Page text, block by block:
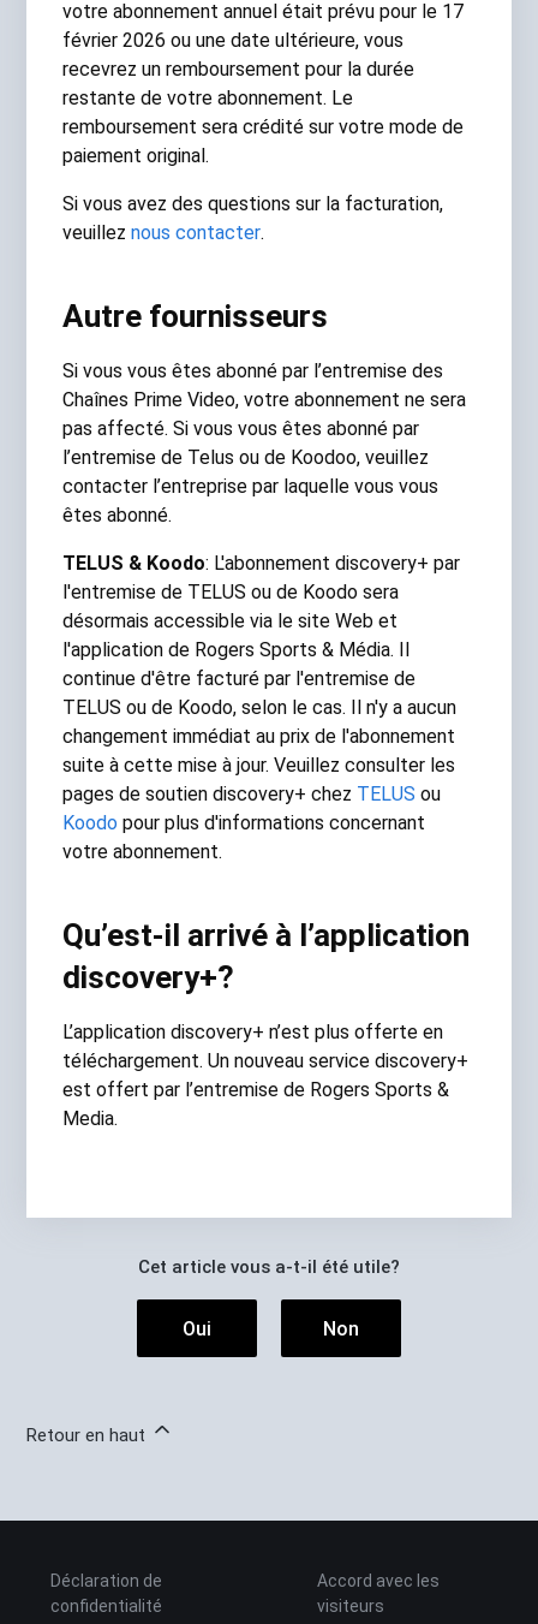
votre abonnement annuel était prévu pour le 17
février 2026 ou une date ultérieure, vous
recevrez un remboursement pour la durée
restante de votre abonnement. Le
remboursement sera crédité sur votre mode de
paiement original.
Si vous avez des questions sur la facturation,
veuilleznous contacter.
Autre fournisseurs
Si vous vous êtes abonné par l’entremise des
Chaînes Prime Video, votre abonnement ne sera
pas affecté. Si vous vous êtes abonné par
l’entremise de Telus ou de Koodoo, veuillez
contacter l’entreprise par laquelle vous vous
êtes abonné.
TELUS & Koodo: L'abonnement discovery+ par
l'entremise de TELUS ou de Koodo sera
désormais accessible via le site Web et
l'application de Rogers Sports & Média. Il
continue d'être facturé par l'entremise de
TELUS ou de Koodo, selon le cas. Il n'y a aucun
changement immédiat au prix de l'abonnement
suite à cette mise à jour. Veuillez consulter les
pages de soutien discovery+ chez TELUS ou
Koodo pour plus d'informations concernant
votre abonnement.
Qu’est-il arrivé à l’application
discovery+?
L’application discovery+ n’est plus offerte en
téléchargement. Un nouveau service discovery+
est offert par l’entremise de Rogers Sports &
Media.
Cet article vous a-t-il été utile?
Oui Non
Retour en haut
Déclaration de
confidentialité
Accord avec les
visiteurs